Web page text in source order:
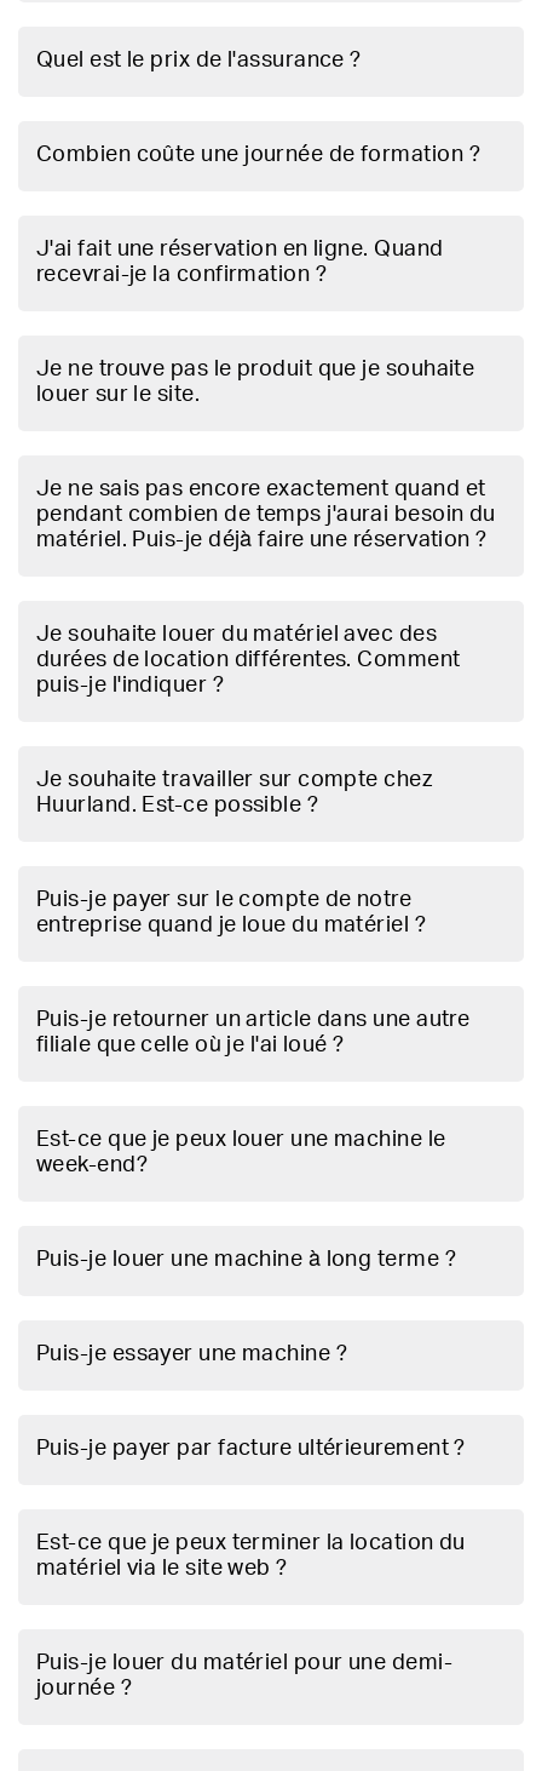
Quel est le prix de l'assurance ?
Combien coûte une journée de formation ?
J'ai fait une réservation en ligne. Quand
recevrai-je la confirmation ?
Je ne trouve pas le produit que je souhaite
louer sur le site.
Je ne sais pas encore exactement quand et
pendant combien de temps j'aurai besoin du
matériel. Puis-je déjà faire une réservation ?
Je souhaite louer du matériel avec des
durées de location différentes. Comment
puis-je l'indiquer ?
Je souhaite travailler sur compte chez
Huurland. Est-ce possible ?
Puis-je payer sur le compte de notre
entreprise quand je loue du matériel ?
Puis-je retourner un article dans une autre
filiale que celle où je l'ai loué ?
Est-ce que je peux louer une machine le
week-end?
Puis-je louer une machine à long terme ?
Puis-je essayer une machine ?
Puis-je payer par facture ultérieurement ?
Est-ce que je peux terminer la location du
matériel via le site web ?
Puis-je louer du matériel pour une demi-
journée ?